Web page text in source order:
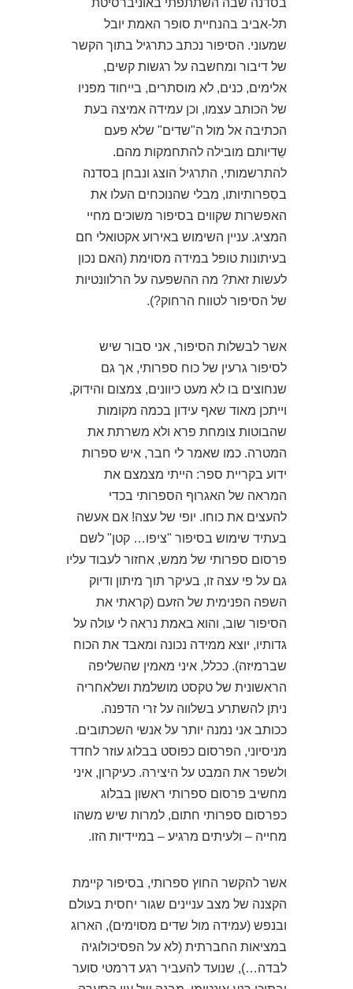
בסדנה שבה השתתפתי באוניברסיטת
תל-אביב בהנחיית סופר האמת יובל
שמעוני. הסיפור נכתב כתרגיל בתוך הקשר
של דיבור ומחשבה על רגשות קשים,
אלימים, כנים, לא מוסתרים, בייחוד מפניו
של הכותב עצמו, וכן עמידה אמיצה בעת
הכתיבה אל מול ה"שדים" שלא פעם
שֵדיותם מובילה להתחמקות מהם.
להתרשמותי, התרגיל הוצג ונבחן בסדנה
בסִפרותיותו, מבלי שהנוכחים העלו את
האפשרות שקווים בסיפור משוכים מחיי
המציג. עניין השימוש באירוע אקטואלי חם
בעיתונות טופל במידה מסוימת (האם נכון
לעשות זאת? מה ההשפעה על הרלוונטיות
של הסיפור לטווח הרחוק?).
אשר לבשלות הסיפור, אני סבור שיש
לסיפור גרעין של כוח ספרותי, אך גם
שנחוצים בו לא מעט כיוונים, צמצום והידוק,
וייתכן מאוד שאף עידון בכמה מקומות
שהבוטות צומחת פרא ולא משרתת את
המטרה. כמו שאמר לי חבר, איש ספרות
ידוע בקריית ספר: הייתי מצמצם את
המראה של האגרוף הספרותי בכדי
להעצים את כוחו. יופי של עצה! אם אעשה
בעתיד שימוש בסיפור "ציפו… קטן" לשם
פרסום ספרותי של ממש, אחזור לעבוד עליו
גם על פי עצה זו, בעיקר תוך מיתון ודיוק
השפה הפנימית של הזעם (קראתי את
הסיפור שוב, והוא באמת נראה לי עולה על
גדותיו, יוצא ממידה נכונה ומאבד את הכוח
שברמיזה). ככלל, איני מאמין שהשליפה
הראשונית של טקסט מושלמת ושלאחריה
ניתן להשתרע בשלווה על זרי הדפנה.
ככותב אני נמנה יותר על אנשי השכתובים.
מניסיוני, הפרסום כפוסט בבלוג עוזר לחדד
ולשפר את המבט על היצירה. כעיקרון, איני
מחשיב פרסום ספרותי ראשון בבלוג
כפרסום ספרותי חתום, למרות שיש משהו
מחייה – ולעיתים מרגיע – במיידיות הזו.
אשר להקשר החוץ ספרותי, בסיפור קיימת
הקצנה של מצב עניינים שגור יחסית בעולם
ובנפש (עמידה מול שדים מסוימים), הארוג
במציאות החברתית (לא על הפסיכולוגיה
לבדה…), שנועד להעביר רגע דרמטי סוער